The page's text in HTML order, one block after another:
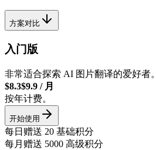
方案对比
入门版
非常适合探索 AI 图片翻译的爱好者。
$8.3$9.9 / 月
按年计费。
开始使用
每日赠送 20 基础积分
每月赠送 5000 高级积分